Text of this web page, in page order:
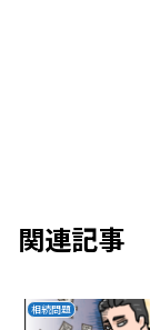
関連記事
相続問題